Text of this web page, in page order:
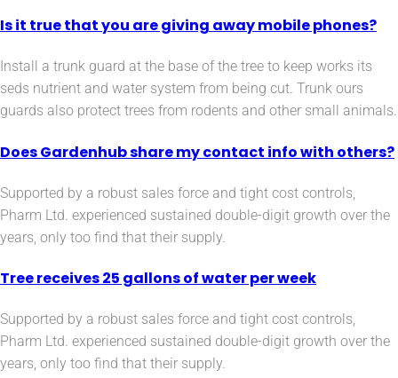
Is it true that you are giving away mobile phones?
Install a trunk guard at the base of the tree to keep works its
seds nutrient and water system from being cut. Trunk ours
guards also protect trees from rodents and other small animals.
Does Gardenhub share my contact info with others?
Supported by a robust sales force and tight cost controls,
Pharm Ltd. experienced sustained double-digit growth over the
years, only too find that their supply.
Tree receives 25 gallons of water per week
Supported by a robust sales force and tight cost controls,
Pharm Ltd. experienced sustained double-digit growth over the
years, only too find that their supply.